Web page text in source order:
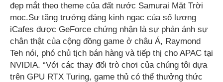
đẹp mắt theo theme của đất nước Samurai Mặt Trời
mọc.Sự tăng trưởng đáng kinh ngạc của số lượng
iCafes được GeForce chứng nhận là sự phản ánh sự
chân thật của cộng đồng game ở châu Á, Raymond
Teh nói, phó chủ tịch bán hàng và tiếp thị cho APAC tại
NVIDIA. “Với các thay đổi trò chơi của chúng tôi dựa
trên GPU RTX Turing, game thủ có thể thưởng thức